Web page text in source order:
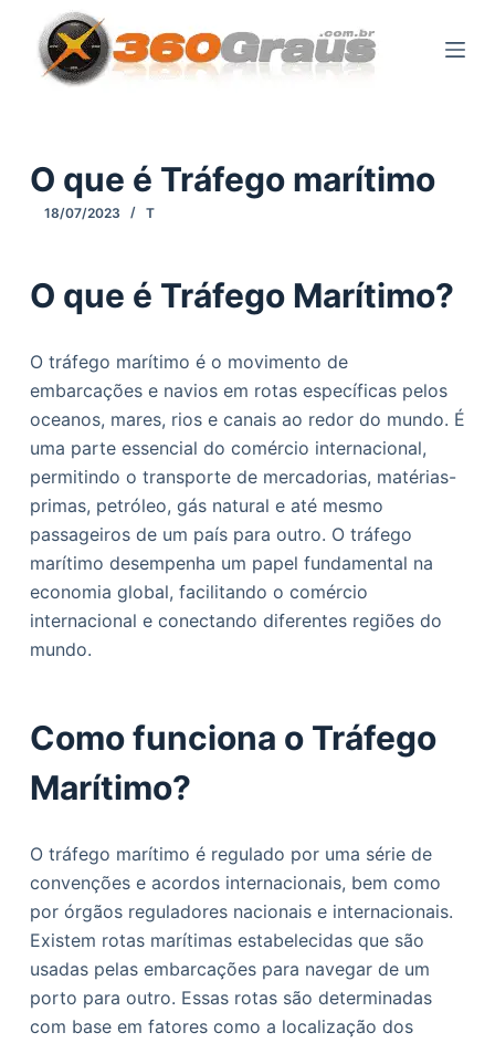
p
o
n
e
ú
d
o
O que é Tráfego marítimo
18/07/2023 T
O que é Tráfego Marítimo?
O tráfego marítimo é o movimento de
embarcações e navios em rotas específicas pelos
oceanos, mares, rios e canais ao redor do mundo. É
uma parte essencial do comércio internacional,
permitindo o transporte de mercadorias, matérias-
primas, petróleo, gás natural e até mesmo
passageiros de um país para outro. O tráfego
marítimo desempenha um papel fundamental na
economia global, facilitando o comércio
internacional e conectando diferentes regiões do
mundo.
Como funciona o Tráfego
Marítimo?
O tráfego marítimo é regulado por uma série de
convenções e acordos internacionais, bem como
por órgãos reguladores nacionais e internacionais.
Existem rotas marítimas estabelecidas que são
usadas pelas embarcações para navegar de um
porto para outro. Essas rotas são determinadas
com base em fatores como a localização dos